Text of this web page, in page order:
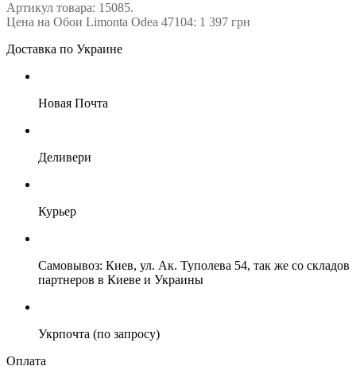
Артикул товара: 15085.
Цена на Обои Limonta Odea 47104: 1 397 грн
Доставка по Украине
Новая Почта
Деливери
Курьер
Самовывоз: Киев, ул. Ак. Туполева 54, так же со складов
партнеров в Киеве и Украины
Укрпочта (по запросу)
Оплата